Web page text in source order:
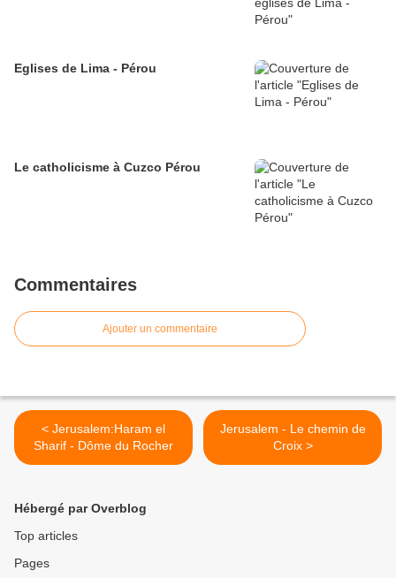
Eglises de Lima - Pérou
Le catholicisme à Cuzco Pérou
Commentaires
Ajouter un commentaire
< Jerusalem:Haram el
Sharif - Dôme du Rocher
Jerusalem - Le chemin de
Croix >
Hébergé par Overblog
Top articles
Pages